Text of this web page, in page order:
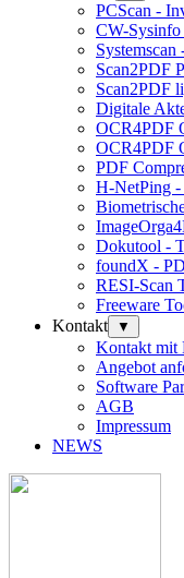
PCScan -
CW-Sysinfo
Scan2PDF
Scan2PDF
Digitale
OCR4PDF
OCR4PDF
PDF
H-NetPing -
Dokutool -
foundX -
RESI-Scan
Freeware
Kontakt
▼
Kontakt mit
Angebot
Software
AGB
Impressum
NEWS